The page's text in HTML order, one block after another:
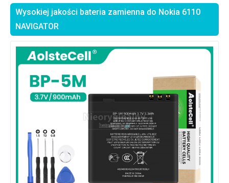
Wysokiej jakości bateria zamienna do Nokia 6110
NAVIGATOR